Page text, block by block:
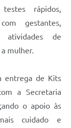
rápidos,
gestantes,
de
mulher.
entrega de Kits
a Secretaria
o apoio às
cuidado e